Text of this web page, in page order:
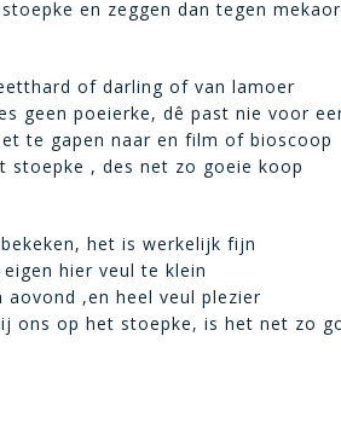
en zeggen dan tegen mekaor
of darling of van lamoer
geen poeierke, dê past nie voor
te gapen naar en film of bioscoop
stoepke , des net zo goeie koop
het is werkelijk fijn
hier veul te klein
,en heel veul plezier
ons op het stoepke, is het net zo